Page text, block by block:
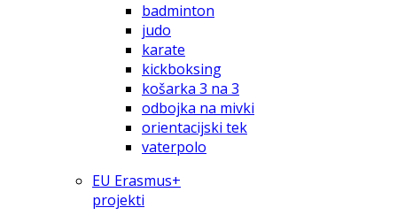
badminton
judo
karate
kickboksing
košarka 3 na 3
odbojka na mivki
orientacijski tek
vaterpolo
EU Erasmus+
projekti